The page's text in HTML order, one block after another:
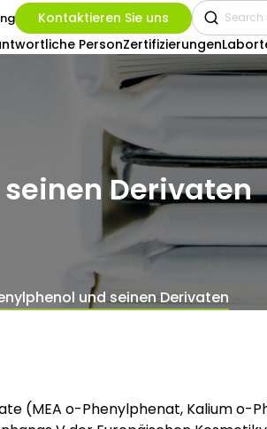
Kontaktieren Sie uns
PersonZertifizierungen
Derivaten
und seinen Derivaten
(MEA o-Phenylphenat, Kalium o-